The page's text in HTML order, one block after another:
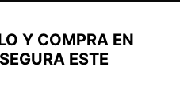
Y COMPRA EN
ESTE